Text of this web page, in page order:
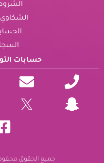
الشكاوي
حسابات
جميع الحقوق محفوظة